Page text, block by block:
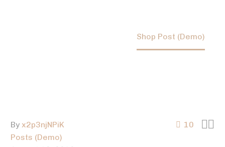
Shop Post (Demo)
10 
By x2p3njNPiK
Posts (Demo)